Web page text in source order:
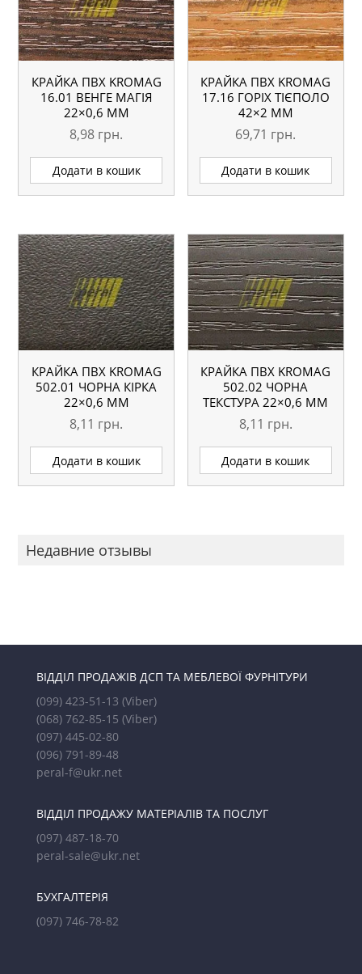
КРАЙКА ПВХ KROMAG
16.01 ВЕНГЕ МАГІЯ
22×0,6 ММ
8,98 грн.
Додати в кошик
КРАЙКА ПВХ KROMAG
17.16 ГОРІХ ТІЄПОЛО
42×2 ММ
69,71 грн.
Додати в кошик
КРАЙКА ПВХ KROMAG
502.01 ЧОРНА КІРКА
22×0,6 ММ
8,11 грн.
Додати в кошик
КРАЙКА ПВХ KROMAG
502.02 ЧОРНА
ТЕКСТУРА 22×0,6 ММ
8,11 грн.
Додати в кошик
Недавние отзывы
ВІДДІЛ ПРОДАЖІВ ДСП ТА МЕБЛЕВОЇ ФУРНІТУРИ
(099) 423-51-13 (Viber)
(068) 762-85-15 (Viber)
(097) 445-02-80
(096) 791-89-48
peral-f@ukr.net
ВІДДІЛ ПРОДАЖУ МАТЕРІАЛІВ ТА ПОСЛУГ
(097) 487-18-70
peral-sale@ukr.net
БУХГАЛТЕРІЯ
(097) 746-78-82